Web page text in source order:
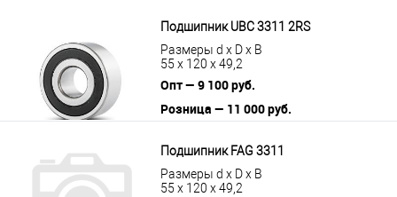
Подшипник UBC 3311 2RS
Размеры d x D x B
55 x 120 x 49,2
Опт — 9 100 руб.
Розница — 11 000 руб.
Подшипник FAG 3311
Размеры d x D x B
55 x 120 x 49,2